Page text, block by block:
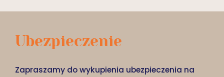
Ubezpieczenie
Zapraszamy do wykupienia ubezpieczenia na